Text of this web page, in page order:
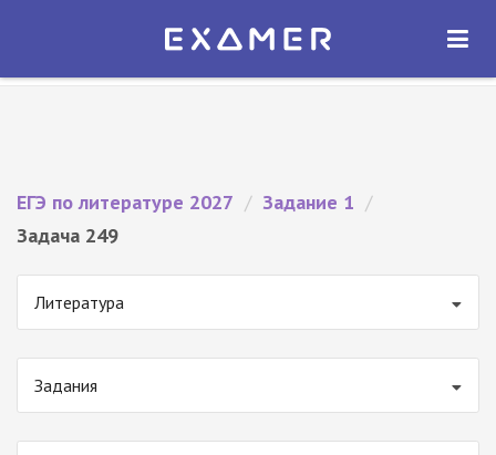
Экзамер — ЕГЭ 2027
ОТКРЫТЬ
ЕГЭ по литературе 2027 / Задание 1 /
Задача 249
Литература
Задания